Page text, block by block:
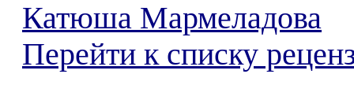
Катюша Мармеладова
Перейти к списку